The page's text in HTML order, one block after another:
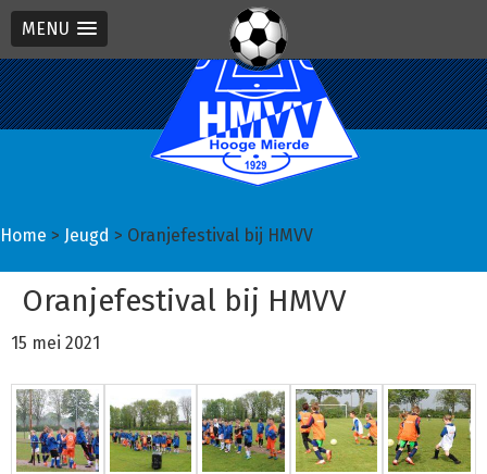
MENU
Spring
naar
de
Door
naar
de
Spring
naar
de
Home > Jeugd > Oranjefestival bij HMVV
Oranjefestival bij HMVV
15 mei 2021